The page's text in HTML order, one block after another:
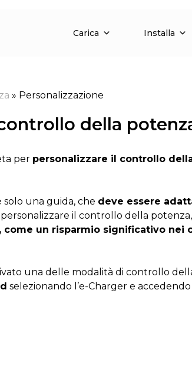
Carica Installa
» Personalizzazione
della
per personalizzare il controllo
una guida, che deve essere
il controllo della
un risparmio significativo
una delle modalità di controllo
selezionando l’e-Charger e